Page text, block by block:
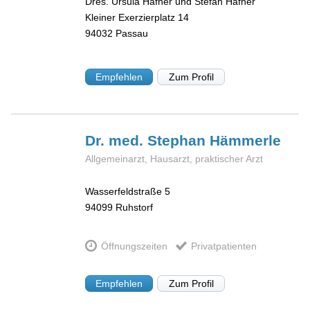
Kleiner Exerzierplatz 14
94032 Passau
Empfehlen Zum Profil
Dr. med. Stephan Hämmerle
Allgemeinarzt, Hausarzt, praktischer Arzt
Wasserfeldstraße 5
94099 Ruhstorf
Öffnungszeiten Privatpatienten
Empfehlen Zum Profil